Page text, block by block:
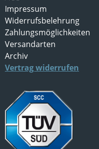
Impressum
Widerrufsbelehrung
Zahlungsmöglichkeiten
Versandarten
Archiv
Vertrag widerrufen